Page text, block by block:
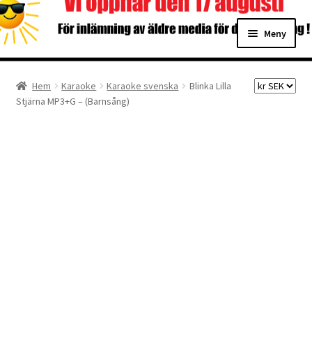
Hoppa
till
navigering
Hoppa
till
innehåll
Meny
Digitalisering
Hem Karaoke Karaoke svenska
Blinka Lilla
Stjärna MP3+G – (Barnsång)